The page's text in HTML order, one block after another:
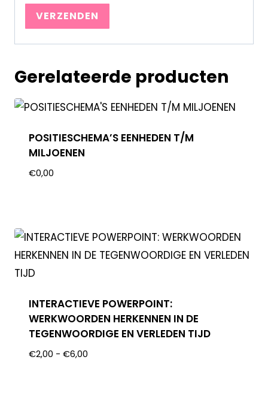
Gerelateerde producten
POSITIESCHEMA’S EENHEDEN T/M
MILJOENEN
€0,00
INTERACTIEVE POWERPOINT:
WERKWOORDEN HERKENNEN IN DE
TEGENWOORDIGE EN VERLEDEN TIJD
€2,00 - €6,00